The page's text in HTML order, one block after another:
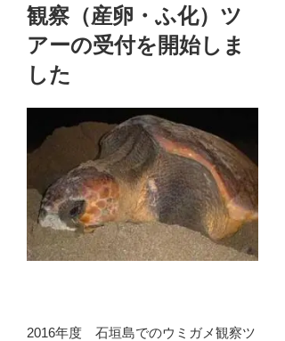
観察（産卵・ふ化）ツ
アーの受付を開始しま
した
2016年度 石垣島でのウミガメ観察ツ